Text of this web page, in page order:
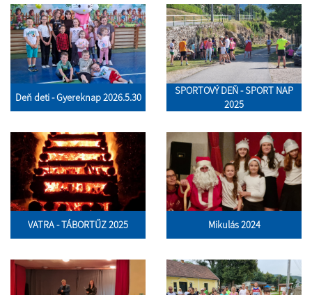
Deň deti - Gyereknap 2026.5.30
SPORTOVÝ DEŇ - SPORT NAP
2025
VATRA - TÁBORTŰZ 2025 Mikulás 2024